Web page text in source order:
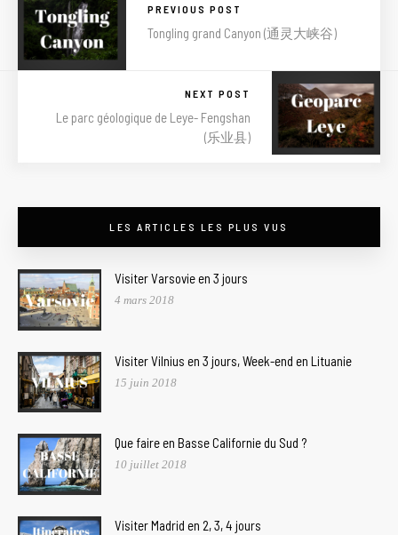
PREVIOUS POST
Tongling grand Canyon (通灵大峡谷)
NEXT POST
Le parc géologique de Leye- Fengshan
(乐业县)
LES ARTICLES LES PLUS VUS
Visiter Varsovie en 3 jours
4 mars 2018
Visiter Vilnius en 3 jours, Week-end en Lituanie
15 juin 2018
Que faire en Basse Californie du Sud ?
10 juillet 2018
Visiter Madrid en 2, 3, 4 jours